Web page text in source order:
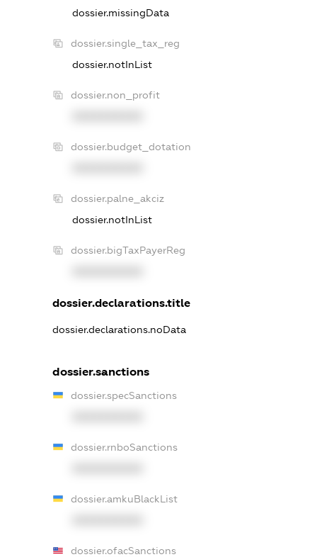
dossier.missingData
dossier.single_tax_reg
dossier.notInList
dossier.non_profit
dossier.budget_dotation
dossier.palne_akciz
dossier.notInList
dossier.bigTaxPayerReg
dossier.declarations.title
dossier.declarations.noData
dossier.sanctions
dossier.specSanctions
dossier.rnboSanctions
dossier.amkuBlackList
dossier.ofacSanctions